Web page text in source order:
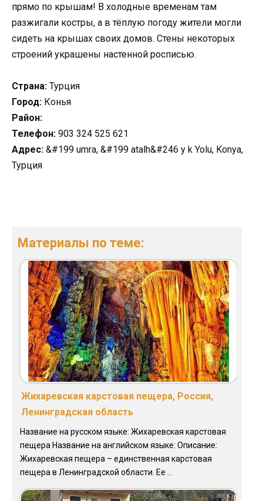
прямо по крышам! В холодные временам там
разжигали костры, а в тёплую погоду жители могли
сидеть на крышах своих домов. Стены некоторых
строений украшены настенной росписью.
Страна: Турция
Город: Конья
Район:
Телефон: 903 324 525 621
Адрес: &#199 umra, &#199 atalh&#246 y k Yolu, Konya,
Турция
Материалы по теме:
Жихаревская карстовая пещера, Россия,
Ленинградская область
Название на русском языке: Жихаревская карстовая
пещера Название на английском языке: Описание:
Жихаревская пещера – единственная карстовая
пещера в Ленинградской области. Ее ...